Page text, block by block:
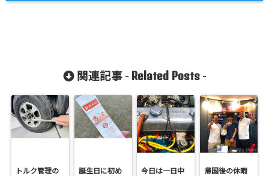
関連記事 - Related Posts-
トルク管理の
誕生日に初め
今日は一日中
帰国後の休暇